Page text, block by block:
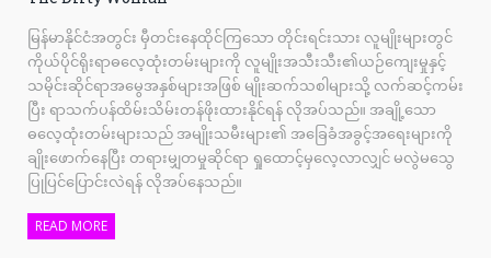
မြန်မာနိုင်ငံအတွင်း မှီတင်းနေထိုင်ကြသော တိုင်းရင်းသား လူမျိုးများတွင်
ကိုယ်ပိုင်ရိုးရာဓလေ့ထုံးတမ်းများကို လူမျိုးအသီးသီး၏ယဉ်ကျေးမှုနှင့်
သမိုင်းဆိုင်ရာအမွေအနှစ်များအဖြစ် မျိုးဆက်သစါများသို့ လက်ဆင့်ကမ်း
ပြီး ရာသက်ပန်ထိမ်းသိမ်းတန်ဖိုးထားနိုင်ရန် လိုအပ်သည်။ အချို့သော
ဓလေ့ထုံးတမ်းများသည် အမျိုးသမီးများ၏ အခြေခံအခွင့်အရေးများကို
ချိုးဖောက်နေပြီး တရားမျှတမှုဆိုင်ရာ ရှုထောင့်မှလေ့လာလျှင် မလွဲမသွေ
ပြုပြင်ပြောင်းလဲရန် လိုအပ်နေသည်။
READ MORE